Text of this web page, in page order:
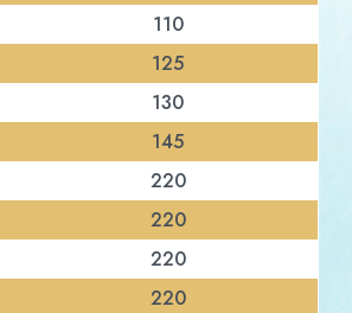
110
125
130
145
220
220
220
220